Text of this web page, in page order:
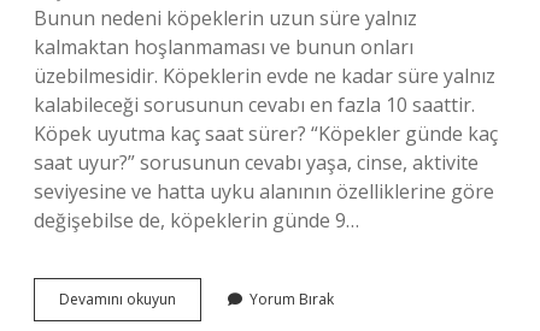
Bunun nedeni köpeklerin uzun süre yalnız
kalmaktan hoşlanmaması ve bunun onları
üzebilmesidir. Köpeklerin evde ne kadar süre yalnız
kalabileceği sorusunun cevabı en fazla 10 saattir.
Köpek uyutma kaç saat sürer? “Köpekler günde kaç
saat uyur?” sorusunun cevabı yaşa, cinse, aktivite
seviyesine ve hatta uyku alanının özelliklerine göre
değişebilse de, köpeklerin günde 9…
Devamını okuyun
Köpek
Yorum Bırak